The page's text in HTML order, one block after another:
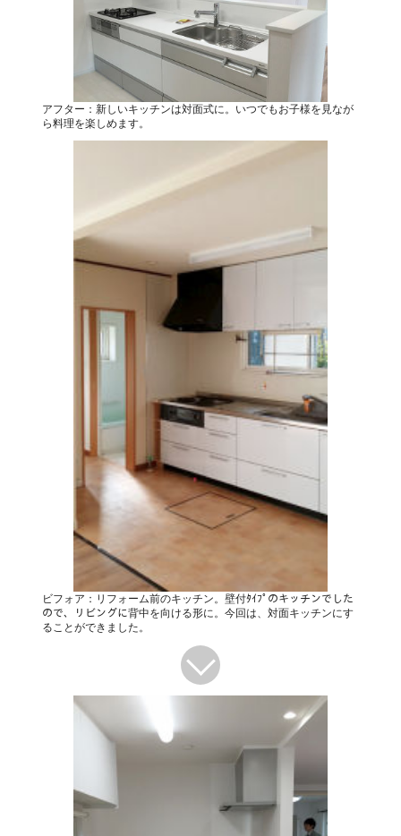
アフター：新しいキッチンは対面式に。いつでもお子様を見なが
ら料理を楽しめます。
ビフォア：リフォーム前のキッチン。壁付ﾀｲﾌﾟのキッチンでした
ので、リビングに背中を向ける形に。今回は、対面キッチンにす
ることができました。